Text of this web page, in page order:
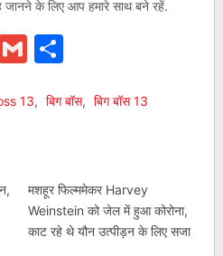
जानने के लिए आप हमारे साथ बने रहें.
GmailShare
13, बिग बॉस, बिग बॉस 13
मशहूर फिल्ममेकर Harvey
Weinstein को जेल में हुआ कोरोना,
काट रहे थे यौन उत्पीड़न के लिए सजा